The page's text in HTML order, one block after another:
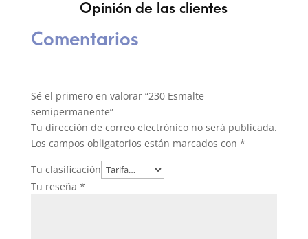
Opinión de las clientes
Comentarios
Sé el primero en valorar “230 Esmalte
semipermanente”
Tu dirección de correo electrónico no será publicada.
Los campos obligatorios están marcados con *
Tu clasificación
Tu reseña *